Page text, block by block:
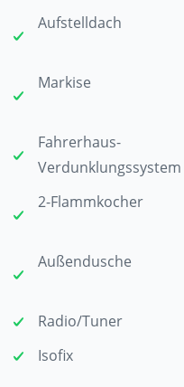
Aufstelldach
Markise
Fahrerhaus-
Verdunklungssystem
2-Flammkocher
Außendusche
Radio/Tuner
Isofix